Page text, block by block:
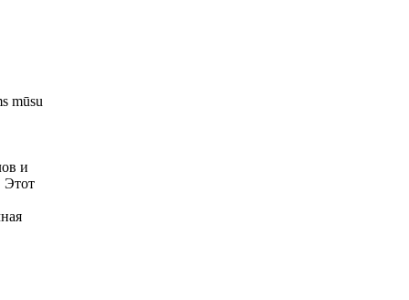
mūsu
и
Этот